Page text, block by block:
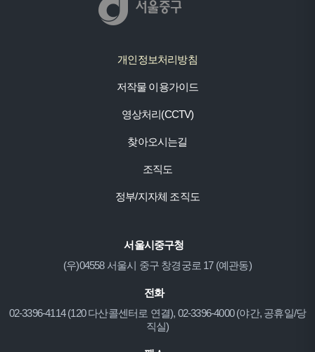
개인정보처리방침
저작물 이용가이드
영상처리(CCTV)
찾아오시는길
조직도
정부/지자체 조직도
서울시중구청
(우)04558 서울시 중구 창경궁로 17 (예관동)
전화
02-3396-4114 (120 다산콜센터로 연결), 02-3396-4000 (야간, 공휴일/당
직실)